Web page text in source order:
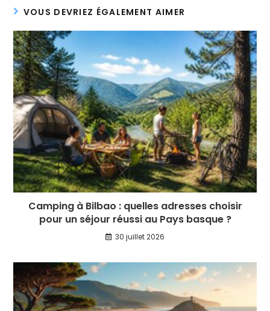
VOUS DEVRIEZ ÉGALEMENT AIMER
Camping à Bilbao : quelles adresses choisir
pour un séjour réussi au Pays basque ?
30 juillet 2026